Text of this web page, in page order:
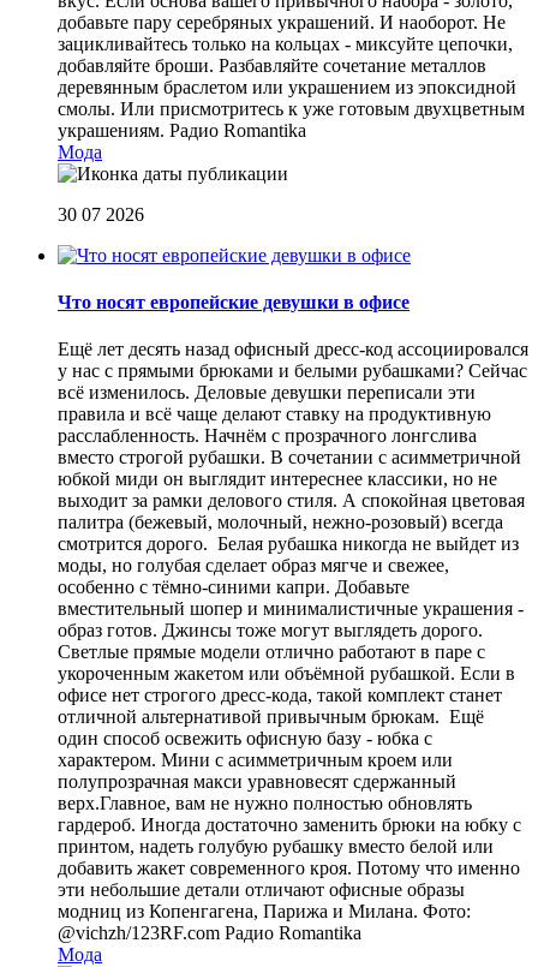
добавьте пару серебряных украшений. И наоборот. Не
зацикливайтесь только на кольцах - миксуйте цепочки,
добавляйте броши. Разбавляйте сочетание металлов
деревянным браслетом или украшением из эпоксидной
смолы. Или присмотритесь к уже готовым двухцветным
украшениям. Радио Romantika
Мода
30 07 2026
Что носят европейские девушки в офисе
Ещё лет десять назад офисный дресс-код ассоциировался
у нас с прямыми брюками и белыми рубашками? Сейчас
всё изменилось. Деловые девушки переписали эти
правила и всё чаще делают ставку на продуктивную
расслабленность. Начнём с прозрачного лонгслива
вместо строгой рубашки. В сочетании с асимметричной
юбкой миди он выглядит интереснее классики, но не
выходит за рамки делового стиля. А спокойная цветовая
палитра (бежевый, молочный, нежно-розовый) всегда
смотрится дорого. Белая рубашка никогда не выйдет из
моды, но голубая сделает образ мягче и свежее,
особенно с тёмно-синими капри. Добавьте
вместительный шопер и минималистичные украшения -
образ готов. Джинсы тоже могут выглядеть дорого.
Светлые прямые модели отлично работают в паре с
укороченным жакетом или объёмной рубашкой. Если в
офисе нет строгого дресс-кода, такой комплект станет
отличной альтернативой привычным брюкам. Ещё
один способ освежить офисную базу - юбка с
характером. Мини с асимметричным кроем или
полупрозрачная макси уравновесят сдержанный
верх.Главное, вам не нужно полностью обновлять
гардероб. Иногда достаточно заменить брюки на юбку с
принтом, надеть голубую рубашку вместо белой или
добавить жакет современного кроя. Потому что именно
эти небольшие детали отличают офисные образы
модниц из Копенгагена, Парижа и Милана. Фото:
@vichzh/123RF.com Радио Romantika
Мода